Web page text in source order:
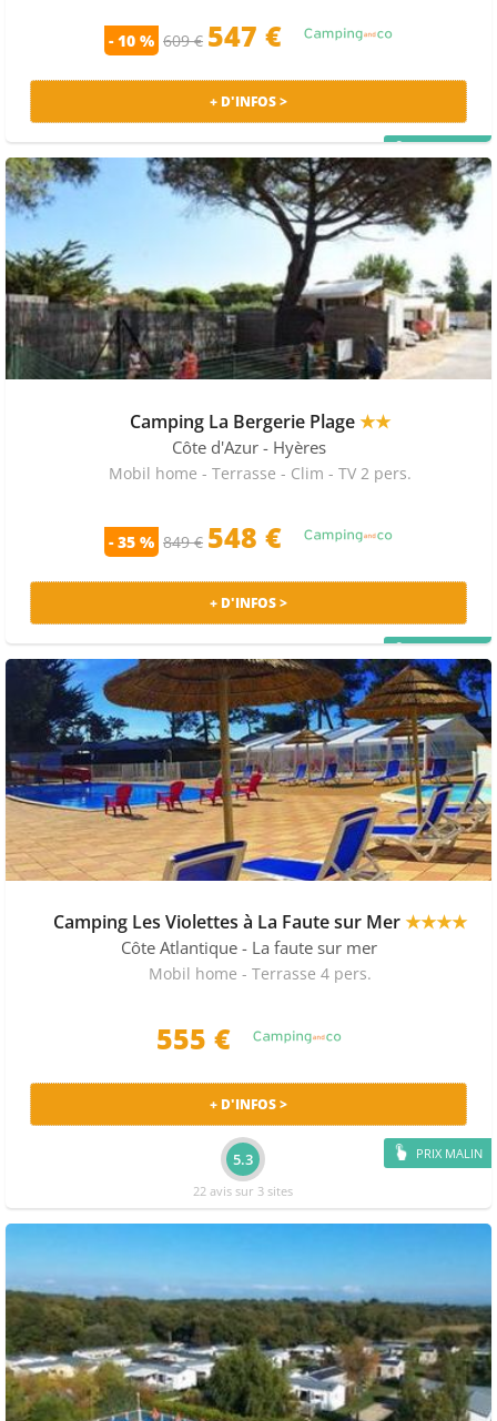
- 10 % 609 € 547 €
+ D'INFOS >
Camping La Bergerie Plage★★
Côte d'Azur - Hyères
Mobil home - Terrasse - Clim - TV 2 pers.
- 35 % 849 € 548 €
+ D'INFOS >
Camping Les Violettes à La Faute sur Mer★★★★
Côte Atlantique - La faute sur mer
Mobil home - Terrasse 4 pers.
555 €
PRIX MALIN
+ D'INFOS >
5.3
22 avis sur 3 sites